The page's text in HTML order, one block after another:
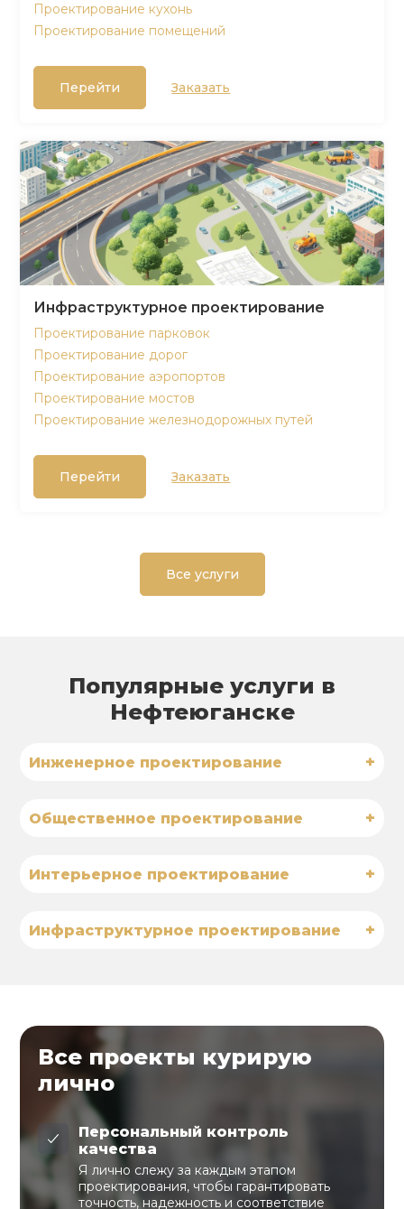
Проектирование кухонь
Проектирование помещений
Перейти Заказать
Инфраструктурное проектирование
Проектирование парковок
Проектирование дорог
Проектирование аэропортов
Проектирование мостов
Проектирование железнодорожных путей
Перейти Заказать
Все услуги
Популярные услуги в
Нефтеюганске
Инженерное проектирование +
Общественное проектирование +
Интерьерное проектирование +
Инфраструктурное проектирование +
Все проекты курирую
лично
Персональный контроль
качества
Я лично слежу за каждым этапом
проектирования, чтобы гарантировать
точность, надежность и соответствие